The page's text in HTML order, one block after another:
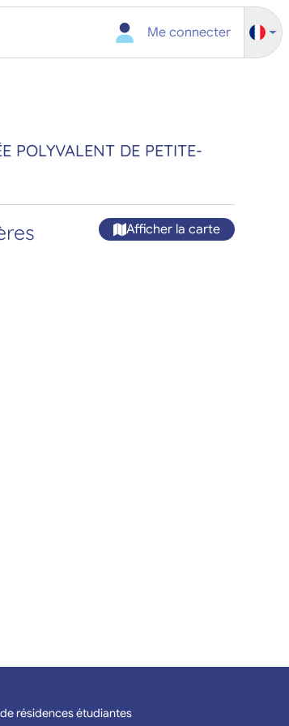
Me connecter
POLYVALENT DE PETITE-
Afficher la carte
résidences étudiantes